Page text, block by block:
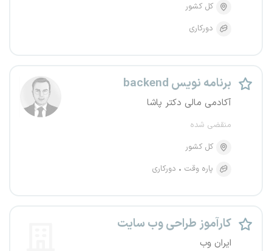
کل کشور
دورکاری
برنامه نویس backend
آکادمی مالی دکتر پاشا
منقضی شده
کل کشور
پاره وقت
دورکاری
کارآموز طراحی وب سایت
ایران وب